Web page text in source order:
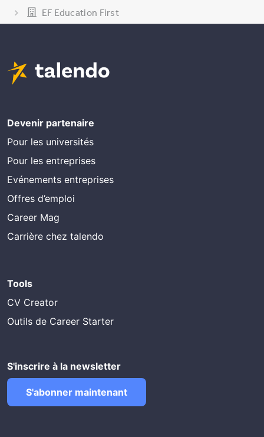
EF Education First
Devenir partenaire
Pour les universités
Pour les entreprises
Evénements entreprises
Offres d’emploi
Career Mag
Carrière chez talendo
Tools
CV Creator
Outils de Career Starter
S'inscrire à la newsletter
S'abonner maintenant